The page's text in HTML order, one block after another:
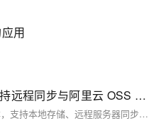
用
MySQL 备份 Shell 脚本：支持远程同步与阿里云 OSS 备份
一款自动化 MySQL 备份 Shell 脚本，支持本地存储、远程服务器同步（SSH+rsync）、阿里云 OSS 备份，并自动清理过期备份。适用于数据库管理员和开发者，帮助确保数据安全。